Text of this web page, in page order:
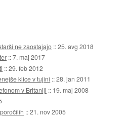
ne zaostajajo ::25. avg 2018
::7. maj 2017
::29. feb 2012
klice v tujini ::28. jan 2011
v Britaniji :: 19. maj 2008
::21. nov 2005